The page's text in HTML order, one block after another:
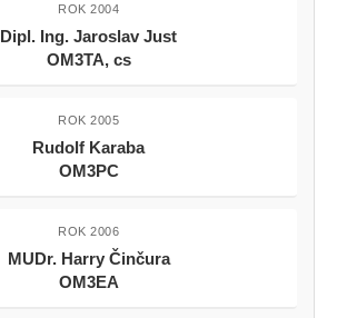
ROK 2004
Dipl. Ing. Jaroslav Just
OM3TA, cs
ROK 2005
Rudolf Karaba
OM3PC
ROK 2006
MUDr. Harry Činčura
OM3EA